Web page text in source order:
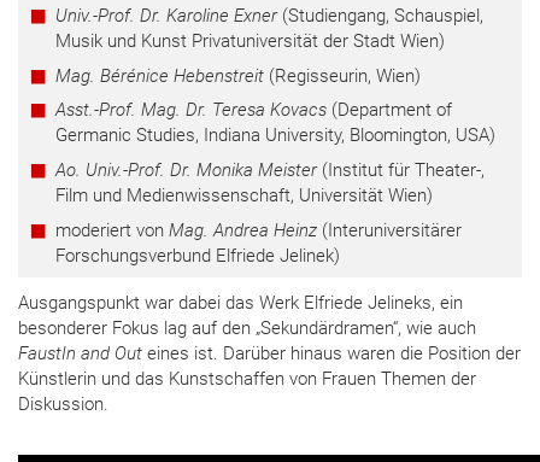
Univ.-Prof. Dr. Karoline Exner (Studiengang, Schauspiel,
Musik und Kunst Privatuniversität der Stadt Wien)
Mag. Bérénice Hebenstreit(Regisseurin, Wien)
Asst.-Prof. Mag. Dr. Teresa Kovacs(Department of
Germanic Studies, Indiana University, Bloomington, USA)
Ao. Univ.-Prof. Dr. Monika Meister (Institut für Theater-,
Film und Medienwissenschaft, Universität Wien)
moderiert von Mag. Andrea Heinz(Interuniversitärer
Forschungsverbund Elfriede Jelinek)
Ausgangspunkt war dabei das Werk Elfriede Jelineks, ein
besonderer Fokus lag auf den „Sekundärdramen“, wie auch
FaustIn and Out eines ist. Darüber hinaus waren die Position der
Künstlerin und das Kunstschaffen von Frauen Themen der
Diskussion.